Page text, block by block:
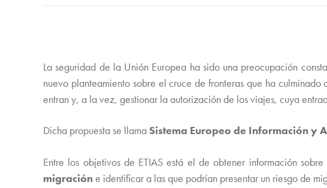
La seguridad de la Unión Europea ha sido una preocupación
nuevo planteamiento sobre el cruce de fronteras que ha culminado
entran y, a la vez, gestionar la autorización de los viajes, cuya
Dicha propuesta se llama Sistema Europeo de Información y
Entre los objetivos de ETIAS está el de obtener información
migracióne identificar a las que podrían presentar un riesgo de